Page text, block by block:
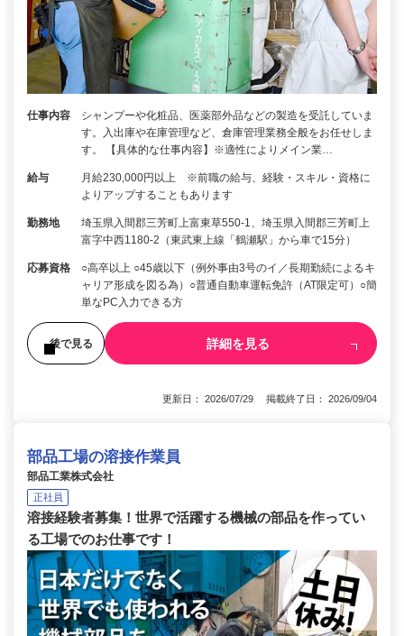
仕事内容
シャンプーや化粧品、医薬部外品などの製造を受託していま
す。入出庫や在庫管理など、倉庫管理業務全般をお任せしま
す。 【具体的な仕事内容】※適性によりメイン業…
給与
月給230,000円以上 ※前職の給与、経験・スキル・資格に
よりアップすることもあります
勤務地
埼玉県入間郡三芳町上富東草550-1、埼玉県入間郡三芳町上
富字中西1180-2（東武東上線「鶴瀬駅」から車で15分）
応募資格
○高卒以上 ○45歳以下（例外事由3号のイ／長期勤続によるキ
ャリア形成を図る為）○普通自動車運転免許（AT限定可）○簡
単なPC入力できる方
後で見る 詳細を見る
更新日： 2026/07/29 掲載終了日： 2026/09/04
部品工場の溶接作業員
部品工業株式会社
正社員
溶接経験者募集！世界で活躍する機械の部品を作ってい
る工場でのお仕事です！